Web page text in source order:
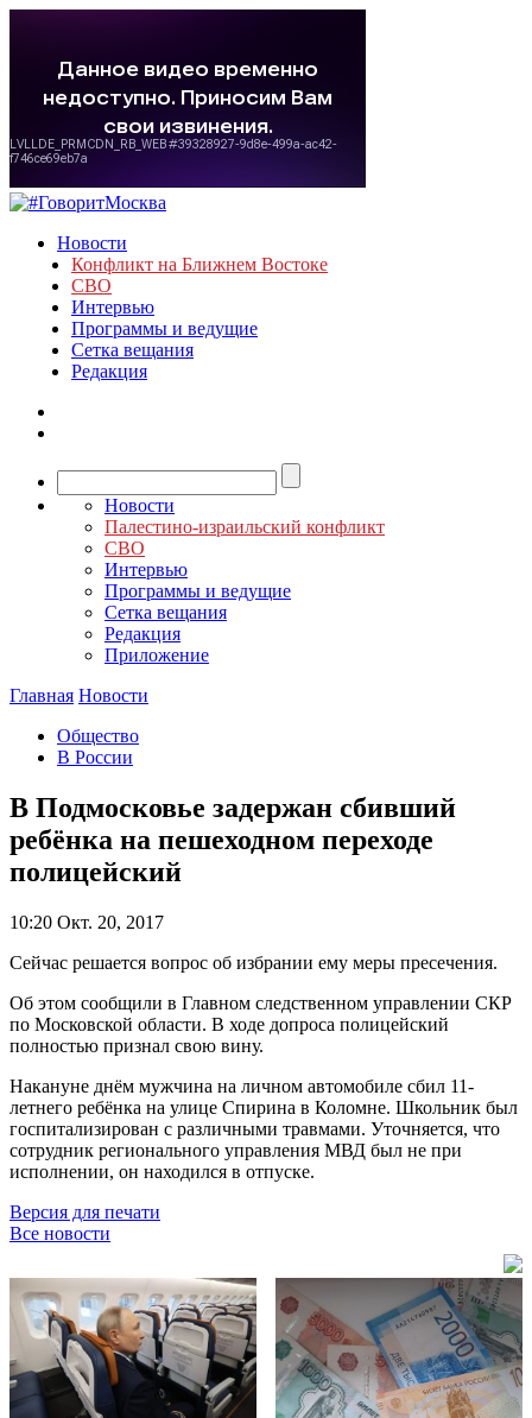
Новости
Конфликт на Ближнем Востоке
СВО
Интервью
Программы и ведущие
Сетка вещания
Редакция
Новости
Палестино-израильский конфликт
СВО
Интервью
Программы и ведущие
Сетка вещания
Редакция
Приложение
Главная Новости
Общество
В России
В Подмосковье задержан сбивший
ребёнка на пешеходном переходе
полицейский
10:20 Окт. 20, 2017
Сейчас решается вопрос об избрании ему меры пресечения.
Об этом сообщили в Главном следственном управлении СКР
по Московской области. В ходе допроса полицейский
полностью признал свою вину.
Накануне днём мужчина на личном автомобиле сбил 11-
летнего ребёнка на улице Спирина в Коломне. Школьник был
госпитализирован с различными травмами. Уточняется, что
сотрудник регионального управления МВД был не при
исполнении, он находился в отпуске.
Версия для печати
Все новости